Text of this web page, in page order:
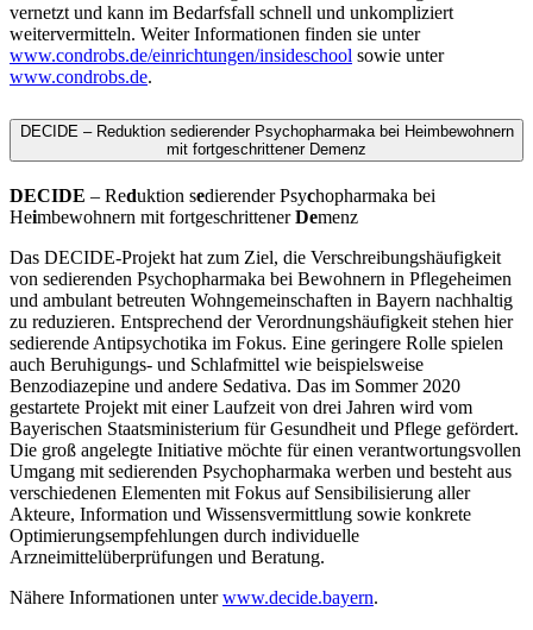
vernetzt und kann im Bedarfsfall schnell und unkompliziert
weitervermitteln. Weiter Informationen finden sie unter
www.condrobs.de/einrichtungen/insideschool sowie unter
www.condrobs.de.
DECIDE – Reduktion sedierender Psychopharmaka bei Heimbewohnern
mit fortgeschrittener Demenz
DECIDE – Reduktion sedierender Psychopharmaka bei
Heimbewohnern mit fortgeschrittenerDemenz
Das DECIDE-Projekt hat zum Ziel, die Verschreibungshäufigkeit
von sedierenden Psychopharmaka bei Bewohnern in Pflegeheimen
und ambulant betreuten Wohngemeinschaften in Bayern nachhaltig
zu reduzieren. Entsprechend der Verordnungshäufigkeit stehen hier
sedierende Antipsychotika im Fokus. Eine geringere Rolle spielen
auch Beruhigungs- und Schlafmittel wie beispielsweise
Benzodiazepine und andere Sedativa. Das im Sommer 2020
gestartete Projekt mit einer Laufzeit von drei Jahren wird vom
Bayerischen Staatsministerium für Gesundheit und Pflege gefördert.
Die groß angelegte Initiative möchte für einen verantwortungsvollen
Umgang mit sedierenden Psychopharmaka werben und besteht aus
verschiedenen Elementen mit Fokus auf Sensibilisierung aller
Akteure, Information und Wissensvermittlung sowie konkrete
Optimierungsempfehlungen durch individuelle
Arzneimittelüberprüfungen und Beratung.
Nähere Informationen unterwww.decide.bayern.